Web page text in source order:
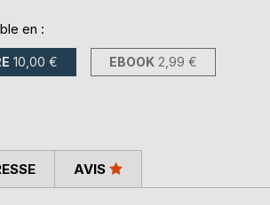
en :
10,00 € EBOOK 2,99 €
AVIS